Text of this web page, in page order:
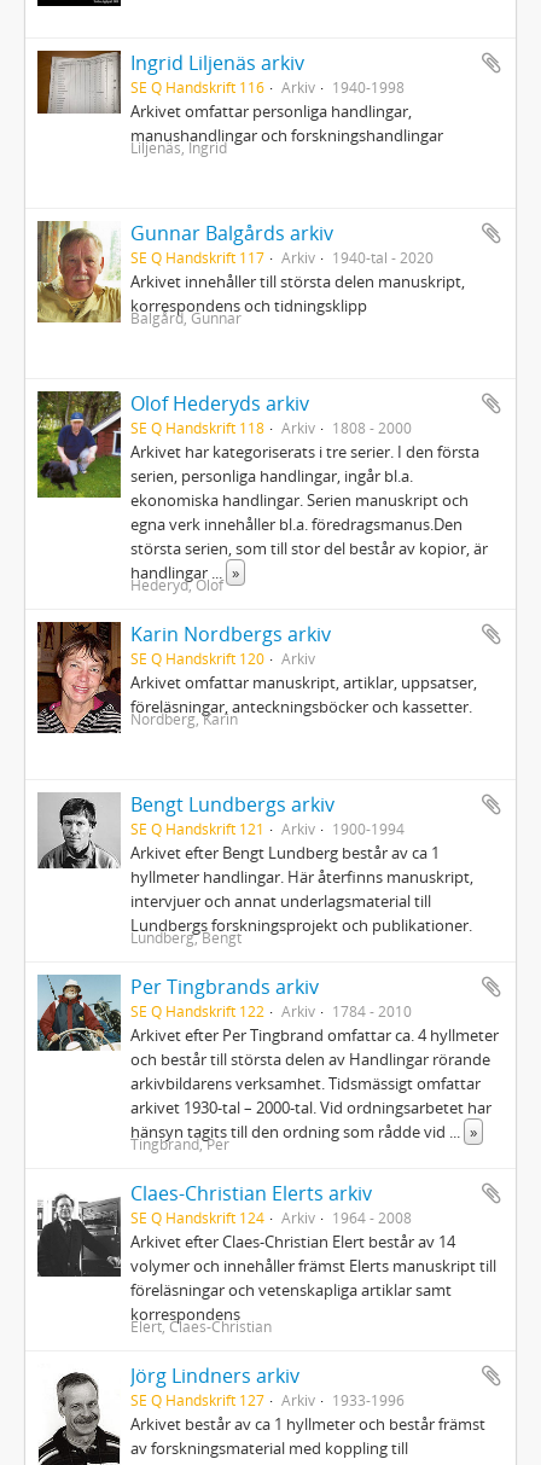
Ingrid Liljenäs arkiv
SE Q Handskrift 116 Arkiv 1940-1998
Arkivet omfattar personliga handlingar,
manushandlingar och forskningshandlingar
Liljenäs, Ingrid
Gunnar Balgårds arkiv
SE Q Handskrift 117 Arkiv 1940-tal - 2020
Arkivet innehåller till största delen manuskript,
korrespondens och tidningsklipp
Balgård, Gunnar
Olof Hederyds arkiv
SE Q Handskrift 118 Arkiv 1808 - 2000
Arkivet har kategoriserats i tre serier. I den första
serien, personliga handlingar, ingår bl.a.
ekonomiska handlingar. Serien manuskript och
egna verk innehåller bl.a. föredragsmanus.Den
största serien, som till stor del består av kopior, är
handlingar ... »
Hederyd, Olof
Karin Nordbergs arkiv
SE Q Handskrift 120 Arkiv
Arkivet omfattar manuskript, artiklar, uppsatser,
föreläsningar, anteckningsböcker och kassetter.
Nordberg, Karin
Bengt Lundbergs arkiv
SE Q Handskrift 121 Arkiv 1900-1994
Arkivet efter Bengt Lundberg består av ca 1
hyllmeter handlingar. Här återfinns manuskript,
intervjuer och annat underlagsmaterial till
Lundbergs forskningsprojekt och publikationer.
Lundberg, Bengt
Per Tingbrands arkiv
SE Q Handskrift 122 Arkiv 1784 - 2010
Arkivet efter Per Tingbrand omfattar ca. 4 hyllmeter
och består till största delen av Handlingar rörande
arkivbildarens verksamhet. Tidsmässigt omfattar
arkivet 1930-tal – 2000-tal. Vid ordningsarbetet har
hänsyn tagits till den ordning som rådde vid ... »
Tingbrand, Per
Claes-Christian Elerts arkiv
SE Q Handskrift 124 Arkiv 1964 - 2008
Arkivet efter Claes-Christian Elert består av 14
volymer och innehåller främst Elerts manuskript till
föreläsningar och vetenskapliga artiklar samt
korrespondens
Elert, Claes-Christian
Jörg Lindners arkiv
SE Q Handskrift 127 Arkiv 1933-1996
Arkivet består av ca 1 hyllmeter och består främst
av forskningsmaterial med koppling till